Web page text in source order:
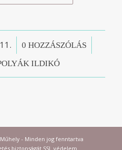
0 HOZZÁSZÓLÁS
/
ILDIKÓ
- Minden jog fenntartva
biztonságát SSL védelem